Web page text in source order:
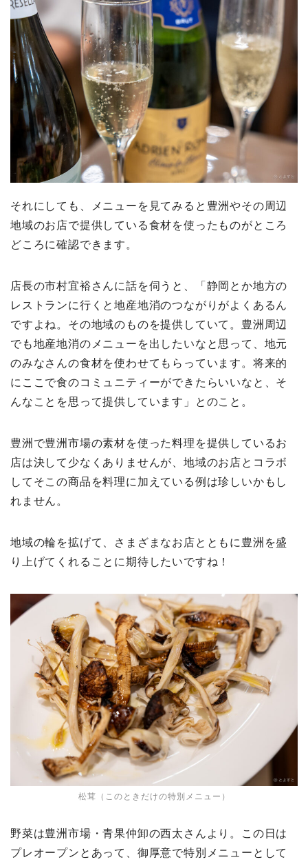
それにしても、メニューを見てみると豊洲やその周辺
地域のお店で提供している食材を使ったものがところ
どころに確認できます。
店長の市村宜裕さんに話を伺うと、「静岡とか地方の
レストランに行くと地産地消のつながりがよくあるん
ですよね。その地域のものを提供していて。豊洲周辺
でも地産地消のメニューを出したいなと思って、地元
のみなさんの食材を使わせてもらっています。将来的
にここで食のコミュニティーができたらいいなと、そ
んなことを思って提供しています」とのこと。
豊洲で豊洲市場の素材を使った料理を提供しているお
店は決して少なくありませんが、地域のお店とコラボ
してそこの商品を料理に加えている例は珍しいかもし
れません。
地域の輪を拡げて、さまざまなお店とともに豊洲を盛
り上げてくれることに期待したいですね！
松茸（このときだけの特別メニュー）
野菜は豊洲市場・青果仲卸の西太さんより。この日は
プレオープンとあって、御厚意で特別メニューとして